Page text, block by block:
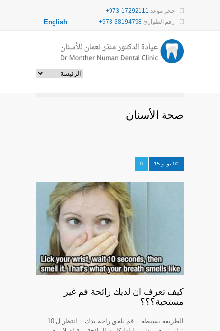
حجز موعد +973-17292111
رقم الطوارئ +973-38194798
English
صحة الأسنان
02 يونيو 15 0
كيف تعرف ان لديك رائحة فم غير
مستحبة؟؟؟
الطريقة بسيطة .. قم بلعق راحة يدك .. انتظر ل 10